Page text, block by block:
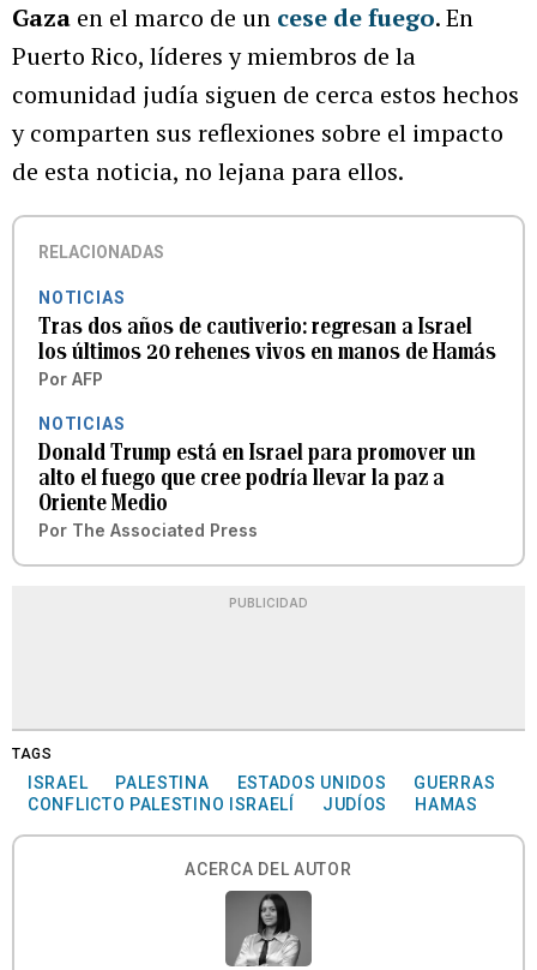
Gaza en el marco de un cese de fuego. En
Puerto Rico, líderes y miembros de la
comunidad judía siguen de cerca estos hechos
y comparten sus reflexiones sobre el impacto
de esta noticia, no lejana para ellos.
RELACIONADAS
NOTICIAS
Tras dos años de cautiverio: regresan a Israel
los últimos 20 rehenes vivos en manos de Hamás
Por AFP
NOTICIAS
Donald Trump está en Israel para promover un
alto el fuego que cree podría llevar la paz a
Oriente Medio
Por The Associated Press
PUBLICIDAD
TAGS
ISRAEL PALESTINA ESTADOS UNIDOS
GUERRAS
CONFLICTO PALESTINO ISRAELÍ
JUDÍOS HAMAS
ACERCA DEL AUTOR